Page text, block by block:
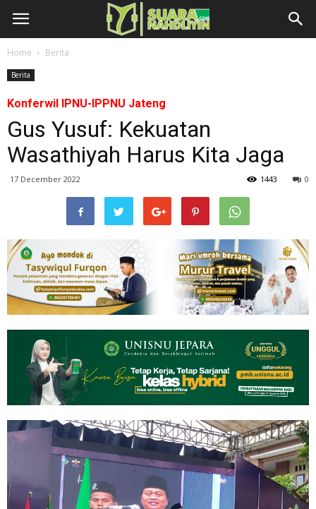
Home Berita
Berita
Konferwil IPNU-IPPNU Jateng
Gus Yusuf: Kekuatan
Wasathiyah Harus Kita Jaga
17 December 2022 0
1443